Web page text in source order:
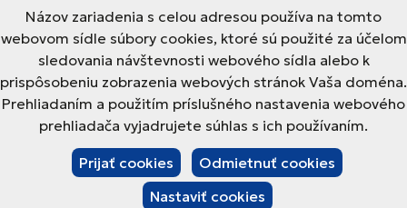
Názov zariadenia s celou adresou používa na tomto
webovom sídle súbory cookies, ktoré sú použité za účelom
sledovania návštevnosti webového sídla alebo k
prispôsobeniu zobrazenia webových stránok Vaša doména.
Prehliadaním a použitím príslušného nastavenia webového
prehliadača vyjadrujete súhlas s ich používaním.
Prijať cookies
Odmietnuť cookies
Nastaviť cookies